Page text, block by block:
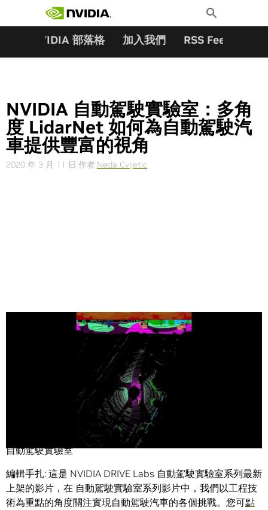
Toggle
Search
NVIDIA 部落格 加入我們 RSS Feeds
NVIDIA 自動駕駛實驗室：多角
度 LidarNet 如何為自動駕駛汽
車提供豐富的視角
2020 年 3 月 11 日 作者 Neda Cvijetic
深度神經網路採用兩階段方法來解決光達處理挑戰。
自動駕駛實驗室
編輯手扎: 這是 NVIDIA DRIVE Labs 自動駕駛實驗室系列最新
上架的影片，在 自動駕駛實驗室系列影片中，我們以工程技
術為重點的角度關注實現自動駕駛汽車的各個挑戰。您可點